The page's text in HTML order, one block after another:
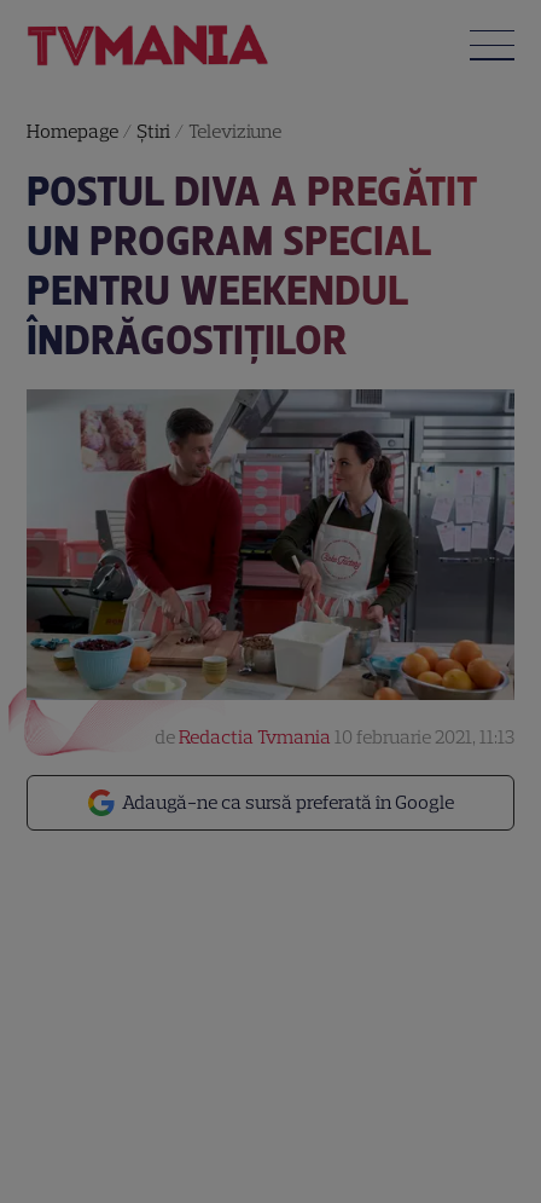
Homepage / Știri / Televiziune
POSTUL DIVA A PREGĂTIT
UN PROGRAM SPECIAL
PENTRU WEEKENDUL
ÎNDRĂGOSTIȚILOR
Adaugă-ne ca sursă preferată în Google
deRedactia Tvmania 10 februarie 2021, 11:13